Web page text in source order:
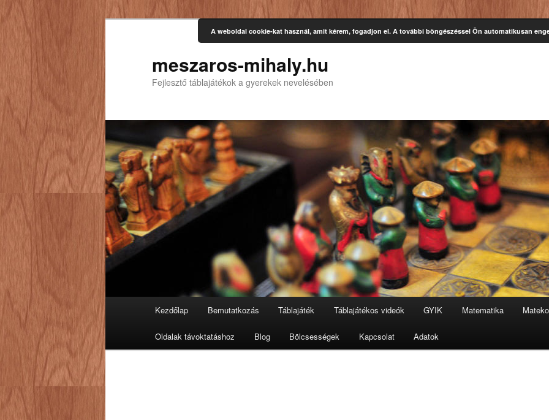
meszaros-mihaly.hu
Fejlesztő táblajátékok a gyerekek nevelésében
Tovább
az
Kezdőlap Bemutatkozás Táblajáték Táblajátékos videók GYIK Matematika
Oldalak távoktatáshoz Blog Bölcsességek Kapcsolat Adatok
A weboldal cookie-kat használ, amit kérem, fogadjon el. A további böngészéssel Ön automatikusan